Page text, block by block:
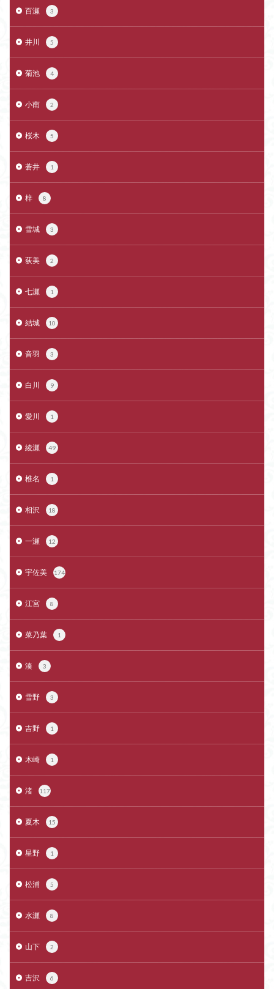
百瀬 3
井川 5
菊池 4
小南 2
桜木 5
蒼井 1
梓 8
雪城 3
荻美 2
七瀬 1
結城 10
音羽 3
白川 9
愛川 1
綾瀬 49
椎名 1
相沢 18
一瀬 12
宇佐美 174
江宮 8
菜乃葉 1
湊 3
雪野 3
吉野 1
木崎 1
渚 117
夏木 15
星野 1
松浦 5
水瀬 8
山下 2
吉沢 6